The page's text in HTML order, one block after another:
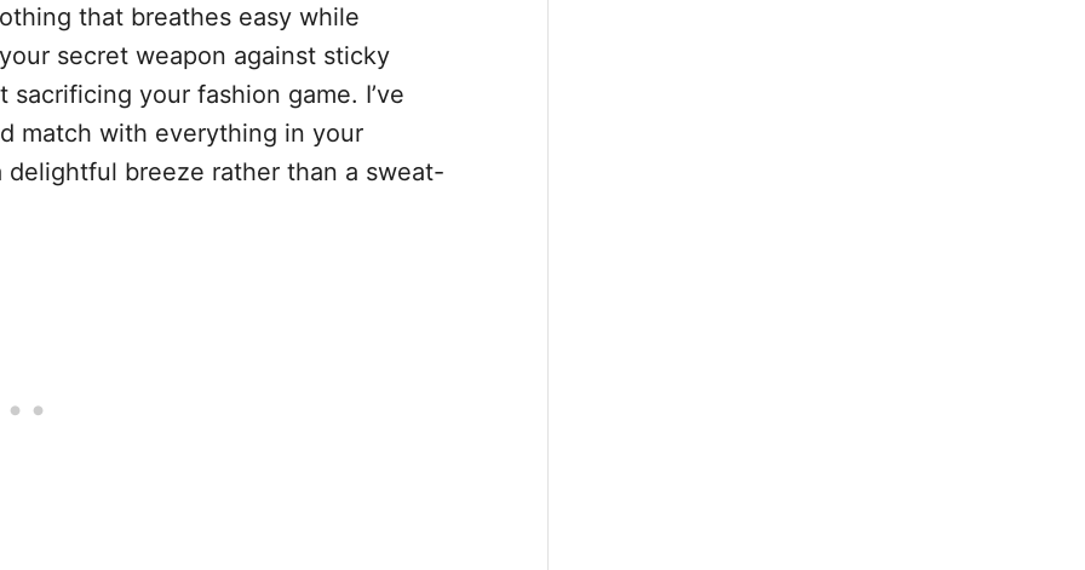
that breathes easy while
secret weapon against sticky
your fashion game. I’ve
match with everything in your
delightful breeze rather than a sweat-